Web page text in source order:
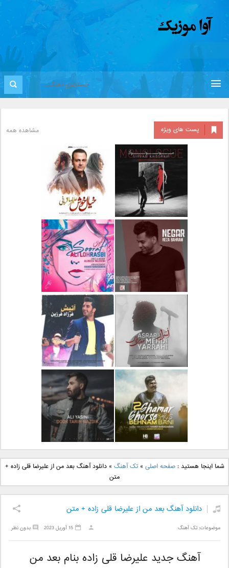
پست های ویژه مشاهده همه
دانلود آلبوم جدید سیروان
خسروی بنام مونولوگ
دانلود آهنگ جدید علیرضا
قربانی بنام خیال خوش
دانلود آهنگ جدید رضا
بهرام بنام نگار
دانلود آهنگ جدید علی
لهراسبی بنام صورت
دانلود آهنگ جدید مهدی
یراحی بنام اسرار
دانلود آهنگ جدید فرزاد
فرزین بنام آتیش
دانلود آهنگ جدید بهنام
بانی بنام قرص قمر 2
دانلود آهنگ جدید علی
یاسینی بنام دورترین نزدیک
شما اینجا هستید :صفحه اصلی »تک آهنگ »دانلود آهنگ بعد من از علیرضا قلی زاده +
متن
دانلود آهنگ بعد من از علیرضا قلی زاده + متن
موضوعات:تک آهنگ بدون نظر 15 آوریل 2023
آهنگ جدید علیرضا قلی زاده بنام بعد من